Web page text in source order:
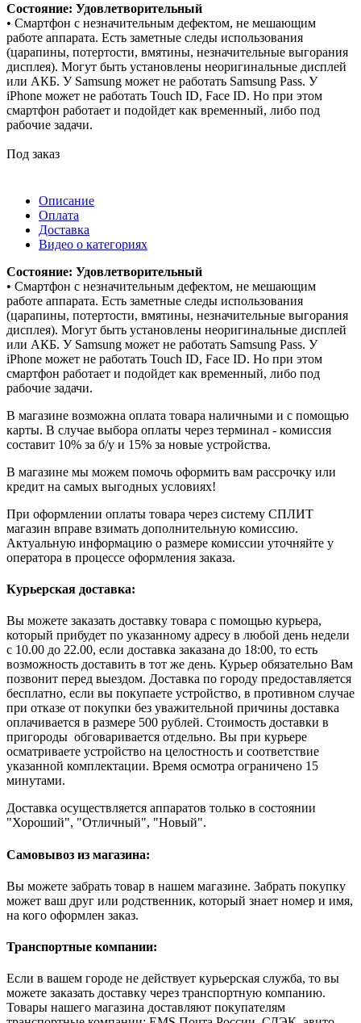
Состояние: Удовлетворительный
• Смартфон с незначительным дефектом, не мешающим
работе аппарата. Есть заметные следы использования
(царапины, потертости, вмятины, незначительные выгорания
дисплея). Могут быть установлены неоригинальные дисплей
или АКБ. У Samsung может не работать Samsung Pass. У
iPhone может не работать Touch ID, Face ID. Но при этом
смартфон работает и подойдет как временный, либо под
рабочие задачи.
Под заказ
Описание
Оплата
Доставка
Видео о категориях
Состояние: Удовлетворительный
• Смартфон с незначительным дефектом, не мешающим
работе аппарата. Есть заметные следы использования
(царапины, потертости, вмятины, незначительные выгорания
дисплея). Могут быть установлены неоригинальные дисплей
или АКБ. У Samsung может не работать Samsung Pass. У
iPhone может не работать Touch ID, Face ID. Но при этом
смартфон работает и подойдет как временный, либо под
рабочие задачи.
В магазине возможна оплата товара наличными и с помощью
карты. В случае выбора оплаты через терминал - комиссия
составит 10% за б/у и 15% за новые устройства.
В магазине мы можем помочь оформить вам рассрочку или
кредит на самых выгодных условиях!
При оформлении оплаты товара через систему СПЛИТ
магазин вправе взимать дополнительную комиссию.
Актуальную информацию о размере комиссии уточняйте у
оператора в процессе оформления заказа.
Курьерская доставка:
Вы можете заказать доставку товара с помощью курьера,
который прибудет по указанному адресу в любой день недели
с 10.00 до 22.00, если доставка заказана до 18:00, то есть
возможность доставить в тот же день. Курьер обязательно Вам
позвонит перед выездом. Доставка по городу предоставляется
бесплатно, если вы покупаете устройство, в противном случае
при отказе от покупки без уважительной причины доставка
оплачивается в размере 500 рублей. Стоимость доставки в
пригороды обговаривается отдельно. Вы при курьере
осматриваете устройство на целостность и соответствие
указанной комплектации. Время осмотра ограничено 15
минутами.
Доставка осуществляется аппаратов только в состоянии
"Хороший", "Отличный", "Новый".
Самовывоз из магазина:
Вы можете забрать товар в нашем магазине. Забрать покупку
может ваш друг или родственник, который знает номер и имя,
на кого оформлен заказ.
Транспортные компании:
Если в вашем городе не действует курьерская служба, то вы
можете заказать доставку через транспортную компанию.
Товары нашего магазина доставляют покупателям